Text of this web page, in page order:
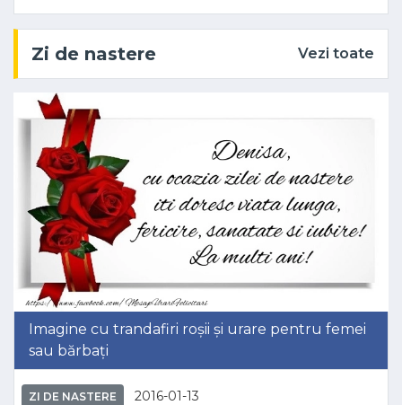
Zi de nastere Vezi toate
Imagine cu trandafiri roșii și urare pentru femei
sau bărbați
ZI DE NASTERE 2016-01-13